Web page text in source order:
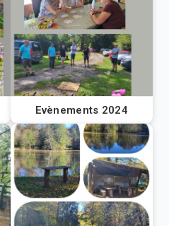
Evènements 2024